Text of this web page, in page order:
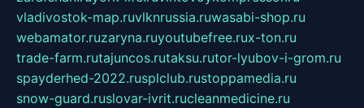
vladivostok-map.ruvlknrussia.ruwasabi-shop.ru
webamator.ruzaryna.ruyoutubefree.rux-ton.ru
trade-farm.rutajuncos.rutaksu.rutor-lyubov-i-grom.ru
spayderhed-2022.rusplclub.rustoppamedia.ru
snow-guard.ruslovar-ivrit.rucleanmedicine.ru